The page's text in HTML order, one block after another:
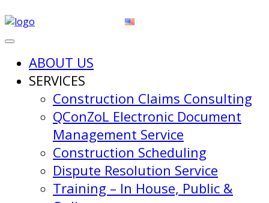
ABOUT US
SERVICES
Construction Claims Consulting
QConZoL Electronic Document
Management Service
Construction Scheduling
Dispute Resolution Service
Training – In House, Public &